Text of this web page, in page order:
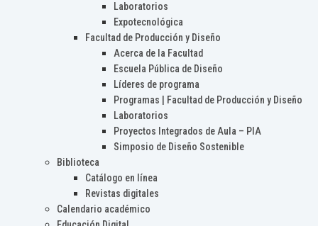
Laboratorios
Expotecnológica
Facultad de Producción y Diseño
Acerca de la Facultad
Escuela Pública de Diseño
Líderes de programa
Programas | Facultad de Producción y Diseño
Laboratorios
Proyectos Integrados de Aula – PIA
Simposio de Diseño Sostenible
Biblioteca
Catálogo en línea
Revistas digitales
Calendario académico